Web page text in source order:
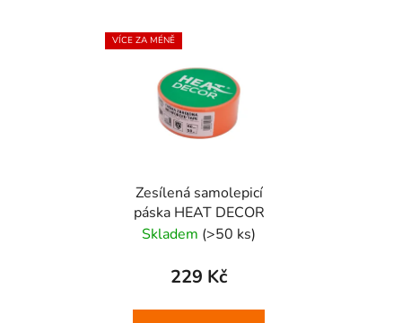
VÍCE ZA MÉNĚ
Zesílená samolepicí
páska HEAT DECOR
Skladem (>50 ks)
229 Kč